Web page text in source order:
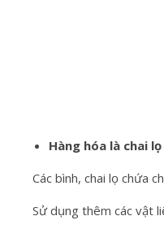
Hàng hóa là chai
Các bình, chai lọ chứa
Sử dụng thêm các vật